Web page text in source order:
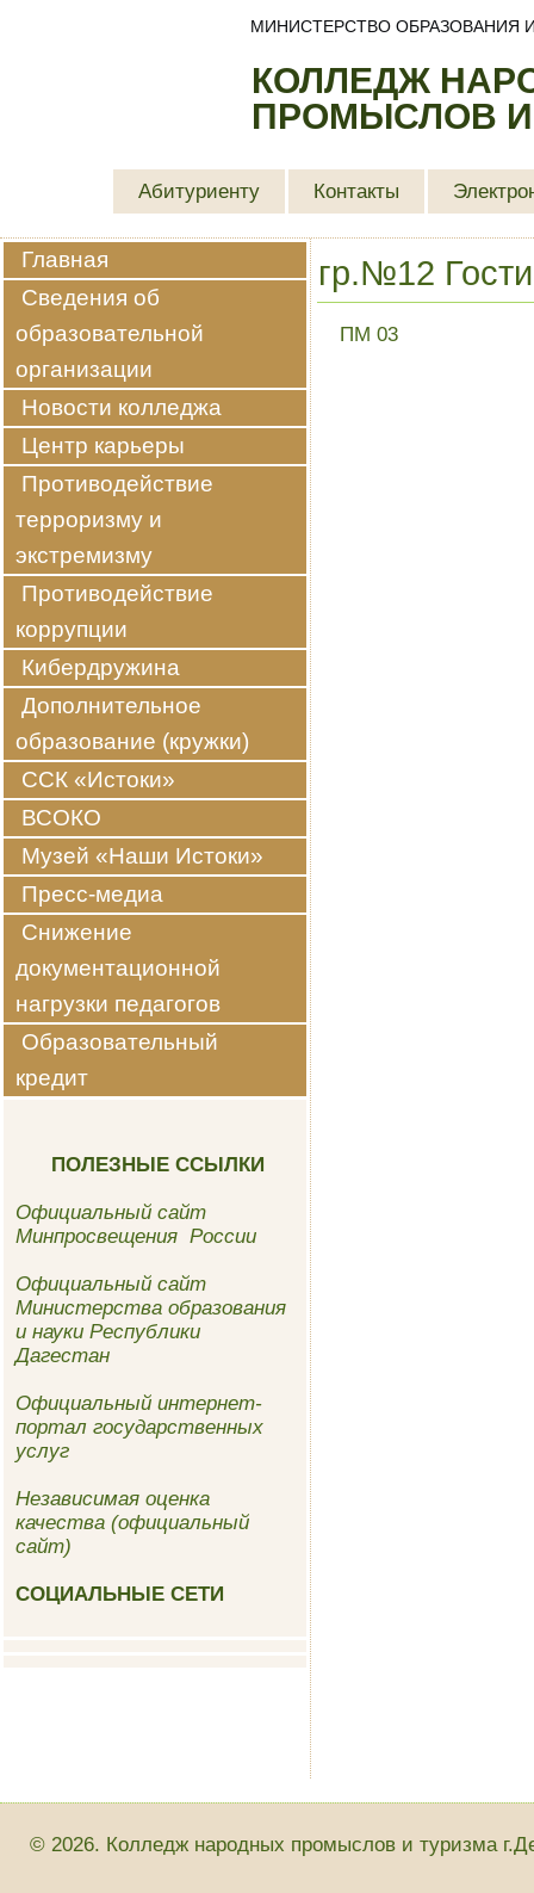
КОЛЛЕДЖ
ПРОМЫСЛОВ
МИНИСТЕРСТВО ОБРАЗОВАНИЯ
Абитуриенту Контакты
Главная
Сведения об
образовательной
организации
Новости колледжа
Центр карьеры
Противодействие
терроризму и
экстремизму
Противодействие
коррупции
Кибердружина
Дополнительное
образование (кружки)
ССК «Истоки»
ВСОКО
Музей «Наши Истоки»
Пресс-медиа
Снижение
документационной
нагрузки педагогов
Образовательный
кредит
ПОЛЕЗНЫЕ ССЫЛКИ
Официальный сайт
Минпросвещения России
Официальный сайт
Министерства образования
и науки Республики
Дагестан
Официальный интернет-
портал государственных
услуг
Независимая оценка
качества (официальный
сайт)
СОЦИАЛЬНЫЕ СЕТИ
гр.№12
ПМ 03
© 2026. Колледж народных промыслов и туризма